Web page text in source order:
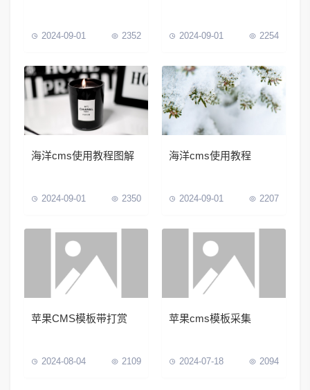
2024-09-01 2352 2024-09-01 2254
海洋cms使用教程图解
2024-09-01 2350
海洋cms使用教程
2024-09-01 2207
苹果CMS模板带打赏
2024-08-04 2109
苹果cms模板采集
2024-07-18 2094